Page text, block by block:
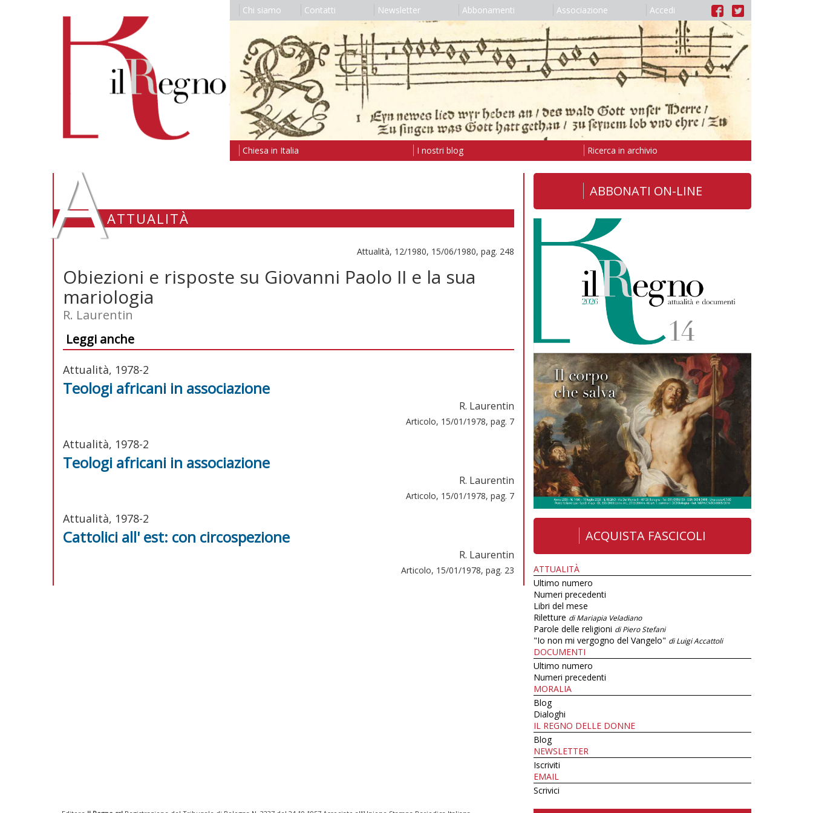
Chi siamo Contatti Newsletter Abbonamenti Associazione Accedi
Chiesa in Italia I nostri blog Ricerca in archivio
AATTUALITÀ
Attualità, 12/1980, 15/06/1980, pag. 248
Obiezioni e risposte su Giovanni Paolo II e la sua
mariologia
R. Laurentin
Leggi anche
Attualità, 1978-2
Teologi africani in associazione
R. Laurentin
Articolo, 15/01/1978, pag. 7
Attualità, 1978-2
Teologi africani in associazione
R. Laurentin
Articolo, 15/01/1978, pag. 7
Attualità, 1978-2
Cattolici all' est: con circospezione
R. Laurentin
Articolo, 15/01/1978, pag. 23
ABBONATI ON-LINE
ACQUISTA FASCICOLI
ATTUALITÀ
Ultimo numero
Numeri precedenti
Libri del mese
Riletture di Mariapia Veladiano
Parole delle religioni di Piero Stefani
"Io non mi vergogno del Vangelo" di Luigi Accattoli
DOCUMENTI
Ultimo numero
Numeri precedenti
MORALIA
Blog
Dialoghi
IL REGNO DELLE DONNE
Blog
NEWSLETTER
Iscriviti
EMAIL
Scrivici